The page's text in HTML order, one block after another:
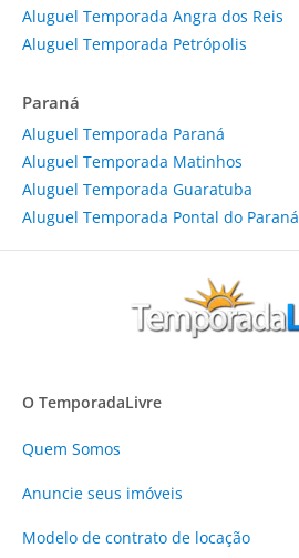
Aluguel Temporada Angra dos Reis
Aluguel Temporada Petrópolis
Paraná
Aluguel Temporada Paraná
Aluguel Temporada Matinhos
Aluguel Temporada Guaratuba
Aluguel Temporada Pontal do Paraná
O TemporadaLivre
Quem Somos
Anuncie seus imóveis
Modelo de contrato de locação